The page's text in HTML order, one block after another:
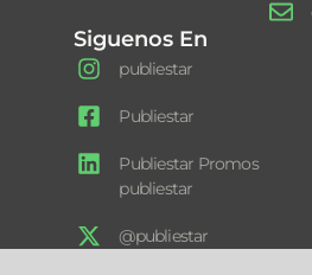
Siguenos En
publiestar
Publiestar
Publiestar Promos
publiestar
@publiestar